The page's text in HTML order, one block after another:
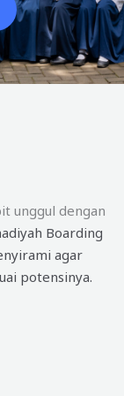
unggul dengan
Boarding
agar
potensinya.